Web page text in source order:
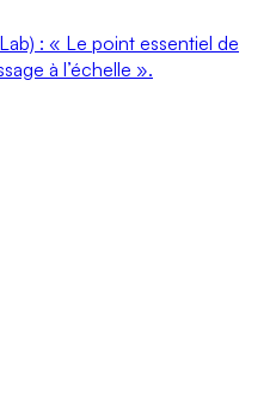
: « Le point essentiel de
à l’échelle ».